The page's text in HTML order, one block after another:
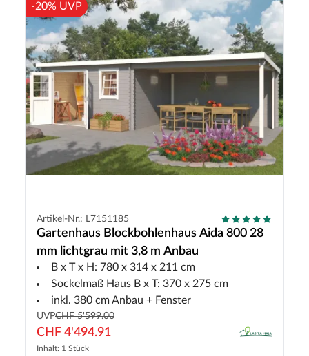
-20% UVP
Artikel-Nr.: L7151185
Gartenhaus Blockbohlenhaus Aida 800 28
mm lichtgrau mit 3,8 m Anbau
B x T x H: 780 x 314 x 211 cm
Sockelmaß Haus B x T: 370 x 275 cm
inkl. 380 cm Anbau + Fenster
UVPCHF 5'599.00
CHF 4'494.91
Inhalt: 1 Stück